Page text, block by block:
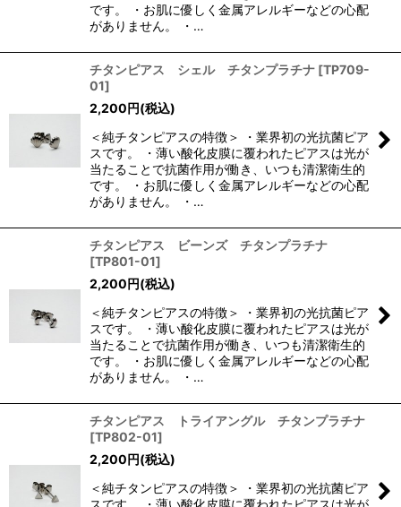
です。 ・お肌に優しく金属アレルギーなどの心配
がありません。 ・…
チタンピアス シェル チタンプラチナ [TP709-
01]
2,200円(税込)
＜純チタンピアスの特徴＞ ・業界初の光抗菌ピア
スです。 ・薄い酸化皮膜に覆われたピアスは光が
当たることで抗菌作用が働き、いつも清潔衛生的
です。 ・お肌に優しく金属アレルギーなどの心配
がありません。 ・…
チタンピアス ビーンズ チタンプラチナ
[TP801-01]
2,200円(税込)
＜純チタンピアスの特徴＞ ・業界初の光抗菌ピア
スです。 ・薄い酸化皮膜に覆われたピアスは光が
当たることで抗菌作用が働き、いつも清潔衛生的
です。 ・お肌に優しく金属アレルギーなどの心配
がありません。 ・…
チタンピアス トライアングル チタンプラチナ
[TP802-01]
2,200円(税込)
＜純チタンピアスの特徴＞ ・業界初の光抗菌ピア
スです。 ・薄い酸化皮膜に覆われたピアスは光が